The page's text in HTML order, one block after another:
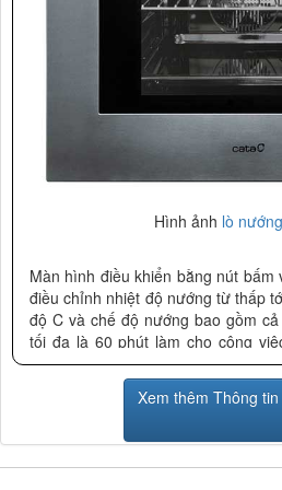
Hình ảnh lò
Màn hình điều khiển bằng nút bấm
điều chỉnh nhiệt độ nướng từ thấp
độ C và chế độ nướng bao gồm
tối đa là 60 phút làm cho công
giản và tiện lợi.
Lò nướng Cata ME-605 có 5
cho tới phức tạp và bạn không
những món ăn không kém phần
Dung tích chứa của lò khá lớn đạt
Xem thêm Thông